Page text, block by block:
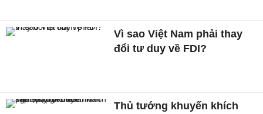
Vì sao Việt Nam phải thay
đổi tư duy về FDI?
Thủ tướng khuyến khích